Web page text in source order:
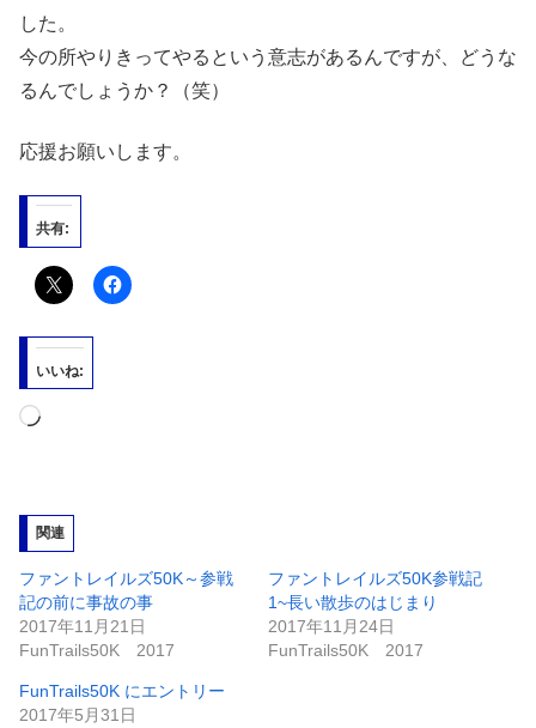
した。
今の所やりきってやるという意志があるんですが、どうな
るんでしょうか？（笑）
応援お願いします。
共有:
いいね:
読
み
中…
関連
ファントレイルズ50K～参戦
記の前に事故の事
2017年11月21日
FunTrails50K 2017
ファントレイルズ50K参戦記
1~長い散歩のはじまり
2017年11月24日
FunTrails50K 2017
FunTrails50K にエントリー
2017年5月31日